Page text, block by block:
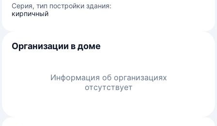
Серия, тип постройки здания:
кирпичный
Организации в доме
Информация об организациях
отсутствует